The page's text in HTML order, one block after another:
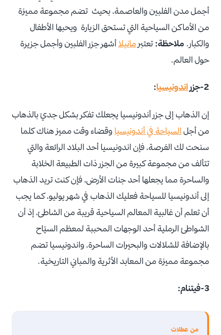
أجمل مدن الفلبين والعاصمة، بحيث تضم مجموعة مميزة
من الأماكن السياحية التي تستحق الزيارة ويحبها الأطفال
والكبار. ملاحظة: تعتبر مانيلاأشهر جزر الفلبين وأجمل جزيرة
حول العالم.
2-جزر اندونيسيا:
إن الذهاب إلى جزر أندونيسيا يجعلك تفكر بشكل جديّ بالذهاب
من أجل السياحة في أندونيسيا وقضاء وقت مميز هناك كلما
سنحت لك الفرصة، فإن اندونيسيا أحد البلاد الرائعة والتي
تتألف من مجموعة كبيرة من الجزر ذات الطبيعة الخلابة
والساحرة مما يجعلها أحد جنات الأرض، فإن كنت تريد الذهاب
إلى أندونيسيا للسياحة فعليك الذهاب في شهر يوليو، كما يجب
أن تعلم أن غالبية المعالم السياحية قريبة من الشاطئ، إذ أن
الشواطئ الرملية أحد الوجهات المحببة لمعظم السيّاح
بالإضافة للشلالات والبحيرات الساحرة، واندونيسيا تضم
مجموعة مميزة من المعابد الأثرية والمباني التاريخية.
3-فيتنام:
من عطلات